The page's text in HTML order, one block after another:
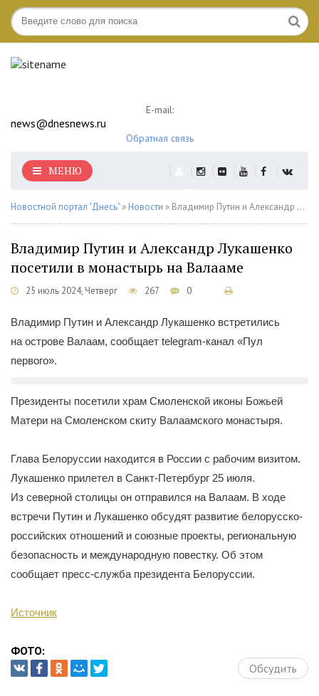
E-mail:
news@dnesnews.ru
Обратная связь
МЕНЮ
Новостной портал "Днесь"» Новости » Владимир Путин и Александр Лукашенко посетили в монастырь на Валааме
Владимир Путин и Александр Лукашенко
посетили в монастырь на Валааме
25 июль 2024, Четверг 267 0
Владимир Путин и Александр Лукашенко встретились
на острове Валаам, сообщает telegram-канал «Пул
первого».
Президенты посетили храм Смоленской иконы Божьей
Матери на Смоленском скиту Валаамского монастыря.
Глава Белоруссии находится в России с рабочим визитом.
Лукашенко прилетел в Санкт-Петербург 25 июля.
Из северной столицы он отправился на Валаам. В ходе
встречи Путин и Лукашенко обсудят развитие белорусско-
российских отношений и союзные проекты, региональную
безопасность и международную повестку. Об этом
сообщает пресс-служба президента Белоруссии.
Источник
ФОТО:
Обсудить